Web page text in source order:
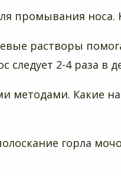
промывания носа.
растворы
2-4 раза в
методами. Какие
горла